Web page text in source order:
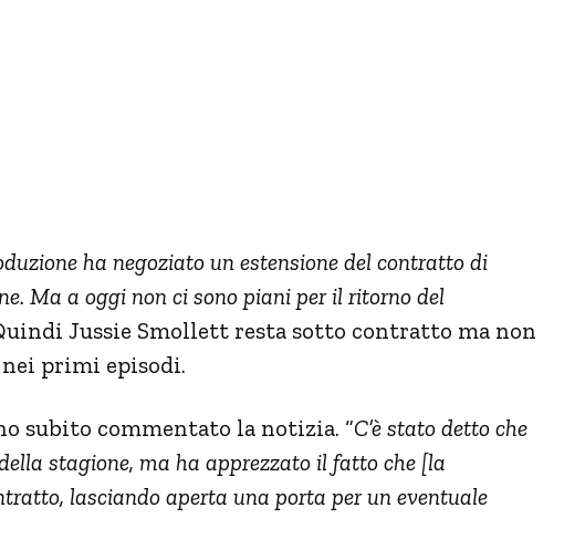
ha negoziato un estensione del contratto di
Ma a oggi non ci sono piani per il ritorno del
Jussie Smollett resta sotto contratto ma non
primi episodi.
subito commentato la notizia. “C’è stato detto che
stagione, ma ha apprezzato il fatto che [la
lasciando aperta una porta per un eventuale